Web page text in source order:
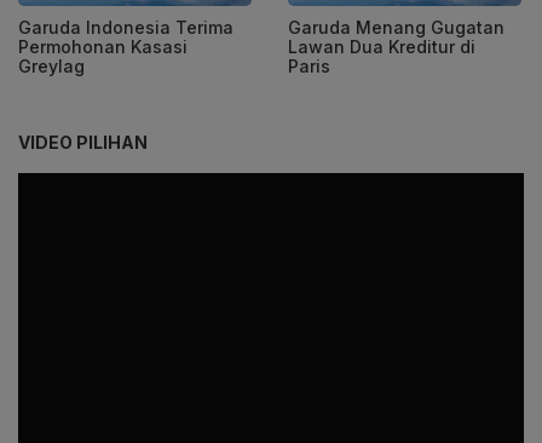
Garuda Indonesia Terima
Permohonan Kasasi
Greylag
Garuda Menang Gugatan
Lawan Dua Kreditur di
Paris
VIDEO PILIHAN